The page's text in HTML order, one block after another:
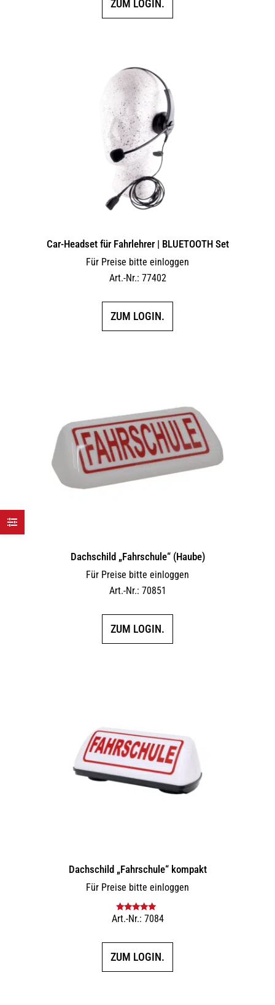
ZUM LOGIN.
Car-Headset für Fahrlehrer | BLUETOOTH Set
Für Preise bitte einloggen
Art.-Nr.: 77402
ZUM LOGIN.
Dachschild „Fahrschule“ (Haube)
Für Preise bitte einloggen
Art.-Nr.: 70851
ZUM LOGIN.
Dachschild „Fahrschule“ kompakt
Für Preise bitte einloggen
Bewertet mit
Art.-Nr.: 7084
ZUM LOGIN.